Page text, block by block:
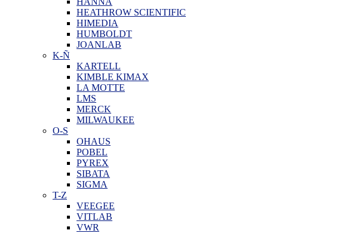
HEATHROW SCIENTIFIC
HIMEDIA
HUMBOLDT
JOANLAB
K-Ñ
KARTELL
KIMBLE KIMAX
LA MOTTE
LMS
MERCK
MILWAUKEE
O-S
OHAUS
POBEL
PYREX
SIBATA
SIGMA
T-Z
VEEGEE
VITLAB
VWR